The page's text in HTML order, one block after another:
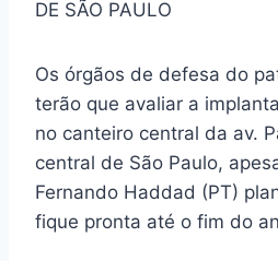
DE SÃO PAULO
Os órgãos de defesa do
terão que avaliar a
no canteiro central da av.
central de São Paulo,
Fernando Haddad (PT)
fique pronta até o fim do